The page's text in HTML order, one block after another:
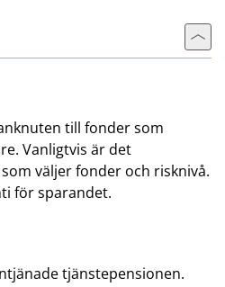
Till
till fonder som
Vanligtvis är det
väljer fonder och risknivå.
för sparandet.
tjänstepensionen.